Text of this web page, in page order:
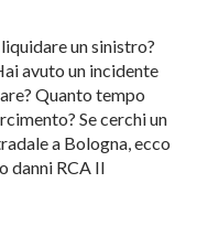
un sinistro?
avuto un incidente
Quanto tempo
Se cerchi un
a Bologna, ecco
danni RCA Il